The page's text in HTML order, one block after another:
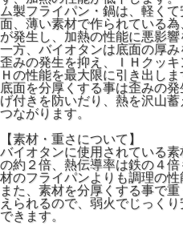
ム製フライパン・鍋は、軽く
面、薄い素材で作られている
が発生し、加熱の性能に悪影響
一方、バイオタンは底面の厚
歪みの発生を抑え、ＩＨクッ
Ｈの性能を最大限に引き出しま
底面を分厚くする事は歪みの
げ付きを防いだり、熱を沢山
つながります。
【素材・重さについて】
バイオタンに使用されている
の約２倍、熱伝導率は鉄の４
材のフライパンよりも調理の性
また、素材を分厚くする事で
えられるので、弱火でじっく
できます。